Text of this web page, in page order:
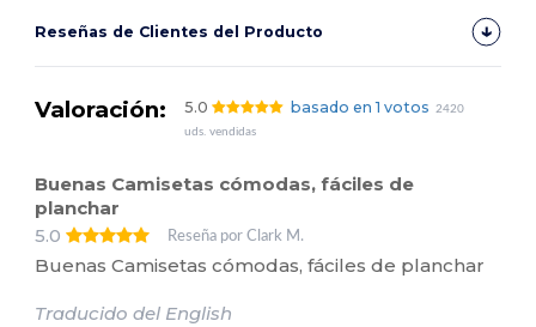
Reseñas de Clientes del Producto
Valoración: 5.0 basado en 1 votos
2420
uds. vendidas
Buenas Camisetas cómodas, fáciles de
planchar
5.0
Reseña por Clark M.
Buenas Camisetas cómodas, fáciles de planchar
Traducido del English